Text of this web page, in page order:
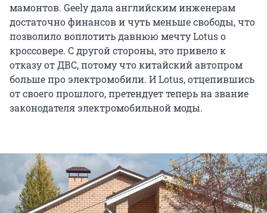
мамонтов. Geely дала английским инженерам
достаточно финансов и чуть меньше свободы, что
позволило воплотить давнюю мечту Lotus о
кроссовере. С другой стороны, это привело к
отказу от ДВС, потому что китайский автопром
больше про электромобили. И Lotus, отцепившись
от своего прошлого, претендует теперь на звание
законодателя электромобильной моды.